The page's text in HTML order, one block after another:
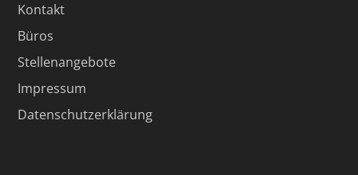
Kontakt
Büros
Stellenangebote
Impressum
Datenschutzerklärung